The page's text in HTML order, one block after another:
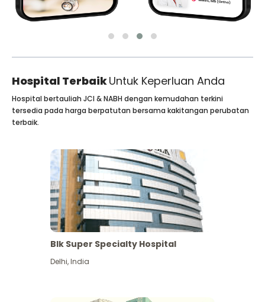
Hospital TerbaikUntuk Keperluan Anda
Hospital bertauliah JCI & NABH dengan kemudahan terkini
tersedia pada harga berpatutan bersama kakitangan perubatan
terbaik.
Blk Super Specialty Hospital
Delhi,India